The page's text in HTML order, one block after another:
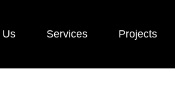
Us Services Projects